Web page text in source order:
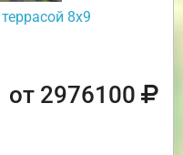
8х9
от 2976100